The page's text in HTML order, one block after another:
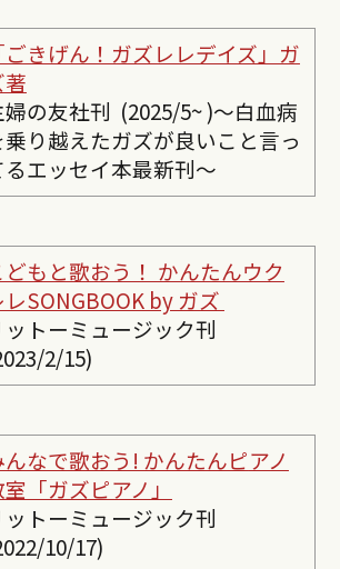
ごきげん！ガズレレデイズ」ガ
著
婦の友社刊 (2025/5~ )〜白血病
乗り越えたガズが良いこと言っ
るエッセイ本最新刊〜
どもと歌おう！ かんたんウク
レSONGBOOK by ガズ
ットーミュージック刊
2/15)
んなで歌おう! かんたんピアノ
「ガズピアノ」
ットーミュージック刊
10/17)